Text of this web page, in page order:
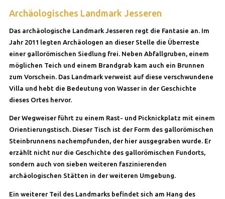
Archäologisches Landmark Jesseren
Das archäologische Landmark Jesseren regt die Fantasie an. Im
Jahr 2011 legten Archäologen an dieser Stelle die Überreste
einer gallorömischen Siedlung frei. Neben Abfallgruben, einem
möglichen Teich und einem Brandgrab kam auch ein Brunnen
zum Vorschein. Das Landmark verweist auf diese verschwundene
Villa und hebt die Bedeutung von Wasser in der Geschichte
dieses Ortes hervor.
Der Wegweiser führt zu einem Rast- und Picknickplatz mit einem
Orientierungstisch. Dieser Tisch ist der Form des gallorömischen
Steinbrunnens nachempfunden, der hier ausgegraben wurde. Er
erzählt nicht nur die Geschichte des gallorömischen Fundorts,
sondern auch von sieben weiteren faszinierenden
archäologischen Stätten in der weiteren Umgebung.
Ein weiterer Teil des Landmarks befindet sich am Hang des